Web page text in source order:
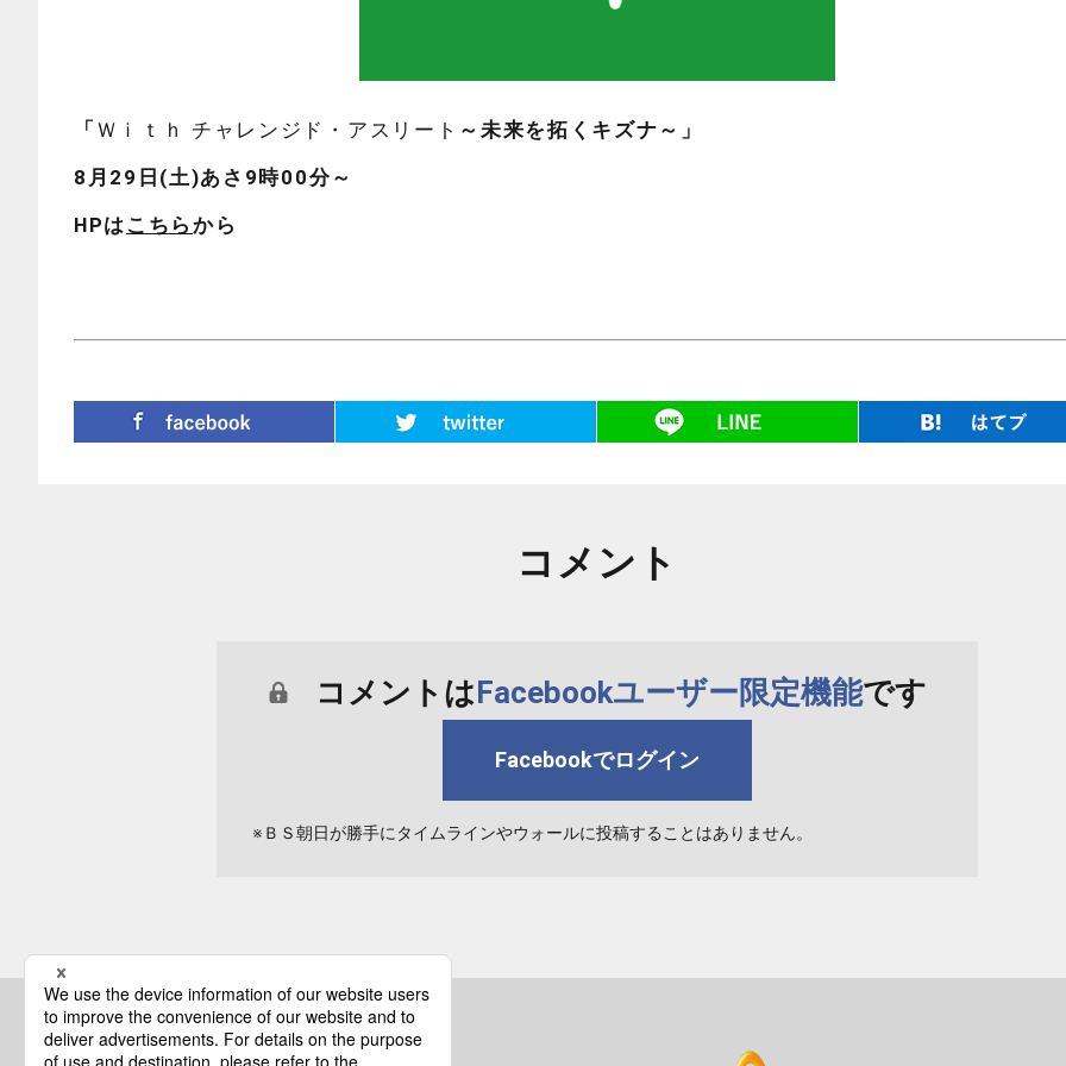
「 Ｗｉｔｈ チャレンジド・アスリート ～未来を拓くキズナ～」
8月29日(土)あさ9時00分～
HPは こちらから
ツイート
コメント
コメントはFacebookユーザー限定機能です
Facebookでログイン
※ＢＳ朝日が勝手にタイムラインやウォールに投稿することはありません。